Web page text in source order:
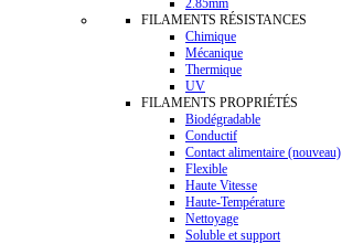
2.85mm
FILAMENTS RÉSISTANCES
Chimique
Mécanique
Thermique
UV
FILAMENTS PROPRIÉTÉS
Biodégradable
Conductif
Contact alimentaire (nouveau)
Flexible
Haute Vitesse
Haute-Température
Nettoyage
Soluble et support